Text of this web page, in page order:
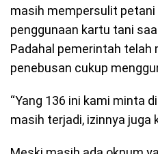
masih mempersulit
penggunaan kartu tani
Padahal pemerintah telah
penebusan cukup
“Yang 136 ini kami minta
masih terjadi, izinnya juga